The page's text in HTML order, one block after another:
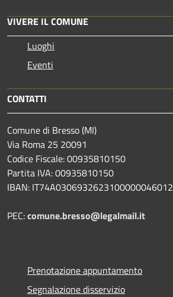
VIVERE IL COMUNE
Luoghi
Eventi
CONTATTI
Comune di Bresso (MI)
Via Roma 25 20091
Codice Fiscale: 00935810150
Partita IVA: 00935810150
IBAN: IT74A0306932623100000046012
PEC:comune.bresso@legalmail.it
Prenotazione appuntamento
Segnalazione disservizio